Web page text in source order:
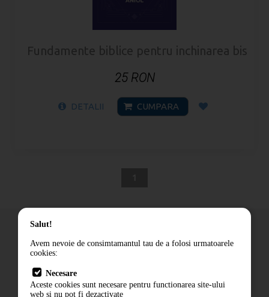
Fundamente biblice pentru inchinarea
25 RON
DETALII CUMPARA
Cum comand
Livrare
Contact
Salut!
Avem nevoie de consimtamantul tau de a folosi urmatoarele
cookies:
Necesare
Aceste cookies sunt necesare pentru functionarea site-ului
web si nu pot fi dezactivate